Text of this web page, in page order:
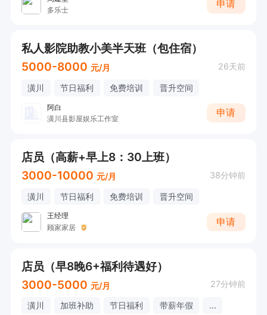
多乐士
申请
私人影院助教小美半天班（包住宿）
5000-8000 元/月 26天前
潢川 节日福利 免费培训 晋升空间
阿白
潢川县影屋娱乐工作室
申请
店员（高薪+早上8：30上班）
3000-10000 元/月 38分钟前
潢川 节日福利 免费培训 晋升空间
王经理
顾家家居
申请
店员（早8晚6+福利待遇好）
3000-5000 元/月 27分钟前
潢川 加班补助 节日福利 带薪年假 ...